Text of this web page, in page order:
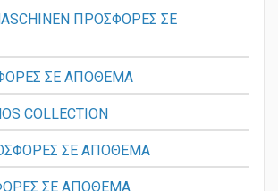
ΠΡΟΣΦΟΡΕΣ ΣΕ
ΣΕ ΑΠΟΘΕΜΑ
COLLECTION
ΣΕ ΑΠΟΘΕΜΑ
ΣΕ ΑΠΟΘΕΜΑ